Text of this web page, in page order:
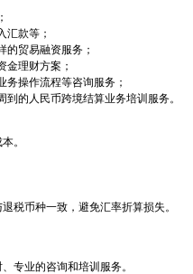
汇款等；
的贸易融资服务；
金理财方案；
操作流程等咨询服务；
的人民币跨境结算业务培训服务。
。
税币种一致，避免汇率折算损失。
专业的咨询和培训服务。